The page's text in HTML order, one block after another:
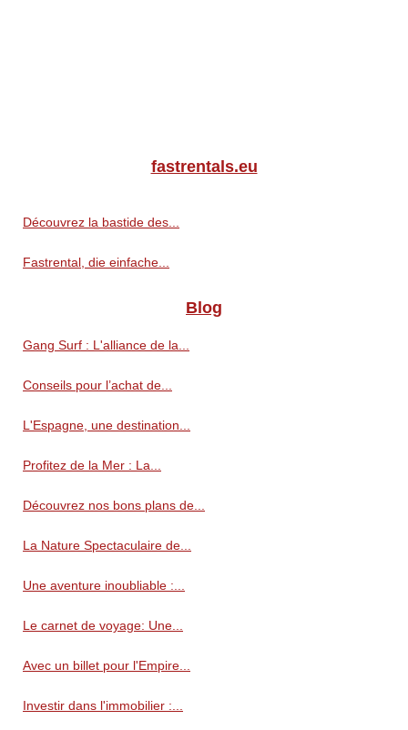
fastrentals.eu
Découvrez la bastide des...
Fastrental, die einfache...
Blog
Gang Surf : L'alliance de la...
Conseils pour l’achat de...
L'Espagne, une destination...
Profitez de la Mer : La...
Découvrez nos bons plans de...
La Nature Spectaculaire de...
Une aventure inoubliable :...
Le carnet de voyage: Une...
Avec un billet pour l'Empire...
Investir dans l'immobilier :...